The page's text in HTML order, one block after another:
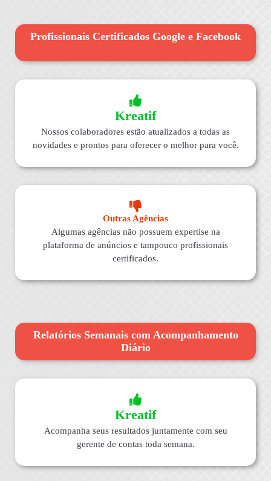
Profissionais Certificados Google e Facebook
Kreatif
Nossos colaboradores estão atualizados a todas as
novidades e prontos para oferecer o melhor para você.
Outras Agências
Algumas agências não possuem expertise na
plataforma de anúncios e tampouco profissionais
certificados.
Relatórios Semanais com Acompanhamento
Diário
Kreatif
Acompanha seus resultados juntamente com seu
gerente de contas toda semana.